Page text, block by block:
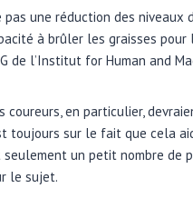
pas une réduction des
à brûler les graisses
de l’Institut for Human and
coureurs, en particulier,
toujours sur le fait que cela
un petit nombre de
le sujet.